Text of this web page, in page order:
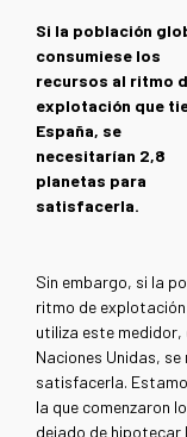
Si la población
consumiese los
recursos al ritmo
explotación que
España, se
necesitarían 2,8
planetas para
satisfacerla.
Sin embargo, si la
ritmo de
utiliza este
Naciones Unidas,
satisfacerla.
la que comenzaron
dejado de